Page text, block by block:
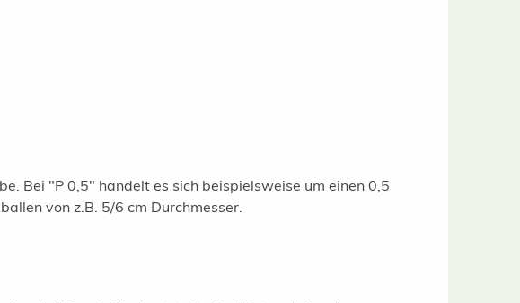
Bei "P 0,5" handelt es sich beispielsweise um einen 0,5
von z.B. 5/6 cm Durchmesser.